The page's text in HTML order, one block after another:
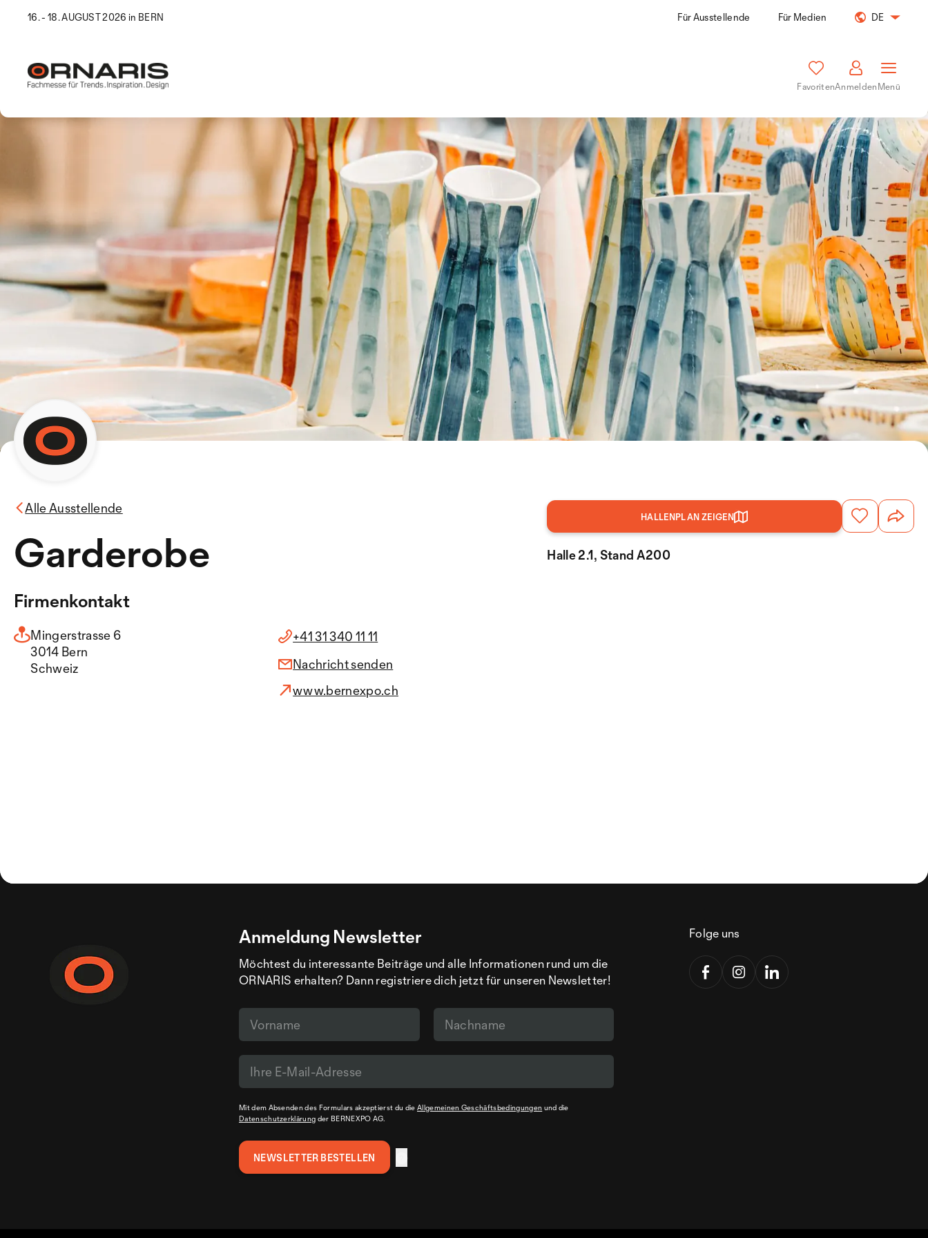
16. - 18. AUGUST 2026 in BERN Für Ausstellende Für Medien DE
FavoritenAnmeldenMenü
Alle Ausstellende
Garderobe
HALLENPLAN ZEIGEN
Halle 2.1, Stand A200
Firmenkontakt
Mingerstrasse 6
3014 Bern
Schweiz
+41 31 340 11 11
Nachricht senden
www.bernexpo.ch
Anmeldung Newsletter
Möchtest du interessante Beiträge und alle Informationen rund um die
ORNARIS erhalten? Dann registriere dich jetzt für unseren Newsletter!
Mit dem Absenden des Formulars akzeptierst du die Allgemeinen Geschäftsbedingungen und die
Datenschutzerklärung der BERNEXPO AG.
Folge uns